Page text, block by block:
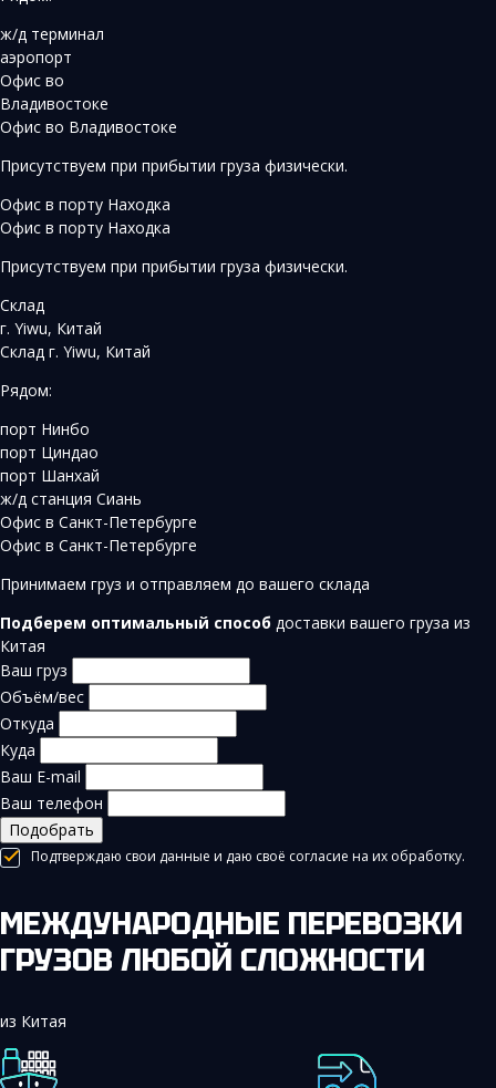
ж/д терминал
аэропорт
Офис во
Владивостоке
Офис во Владивостоке
Присутствуем при прибытии груза физически.
Офис в порту Находка
Офис в порту Находка
Присутствуем при прибытии груза физически.
Склад
г. Yiwu, Китай
Склад г. Yiwu, Китай
Рядом:
порт Нинбо
порт Циндао
порт Шанхай
ж/д станция Сиань
Офис в Санкт-Петербурге
Офис в Санкт-Петербурге
Принимаем груз и отправляем до вашего склада
Подберем оптимальный способ доставки вашего груза из
Китая
Ваш груз
Объём/вес
Откуда
Куда
Ваш E-mail
Ваш телефон
Подобрать
Подтверждаю свои данные и даю своё согласие на их обработку.
МЕЖДУНАРОДНЫЕ ПЕРЕВОЗКИ
ГРУЗОВ ЛЮБОЙ СЛОЖНОСТИ
из Китая